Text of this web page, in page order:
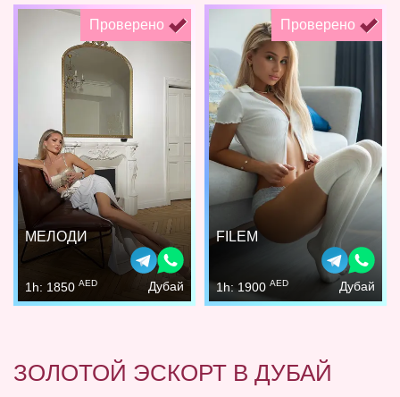
Проверено
МЕЛОДИ
1h: 1850 AED Дубай
Проверено
FILEM
1h: 1900 AED Дубай
ЗОЛОТОЙ ЭСКОРТ В ДУБАЙ